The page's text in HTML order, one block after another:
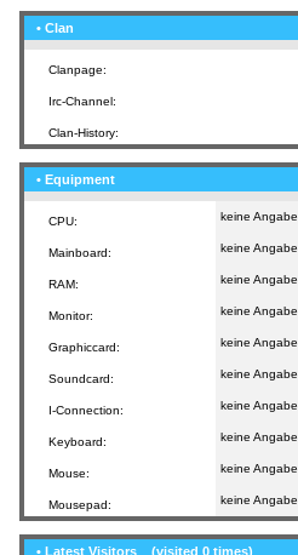
• Clan
Clanpage:
Irc-Channel:
Clan-History:
• Equipment
CPU: keine Angabe
Mainboard: keine Angabe
RAM: keine Angabe
Monitor: keine Angabe
Graphiccard: keine Angabe
Soundcard: keine Angabe
I-Connection: keine Angabe
Keyboard: keine Angabe
Mouse: keine Angabe
Mousepad: keine Angabe
• Latest Visitors (visited 0 times)